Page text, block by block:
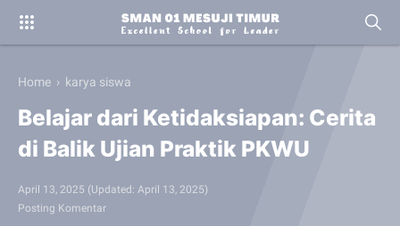
Home › karya siswa
Belajar dari Ketidaksiapan: Cerita
di Balik Ujian Praktik PKWU
April 13, 2025 (Updated: April 13, 2025)
Posting Komentar